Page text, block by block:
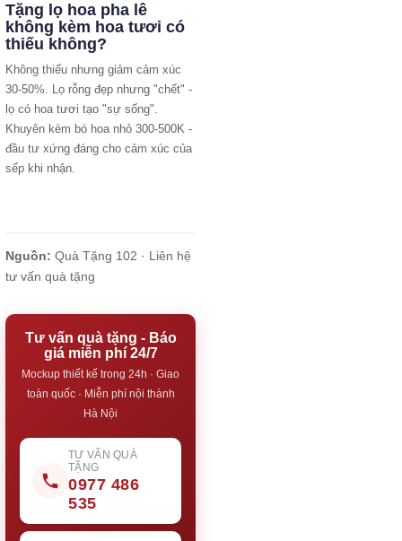
Tặng lọ hoa pha lê
không kèm hoa tươi có
thiếu không?
Không thiếu nhưng giảm cảm xúc
30-50%. Lọ rỗng đẹp nhưng "chết" -
lọ có hoa tươi tạo "sự sống".
Khuyên kèm bó hoa nhỏ 300-500K -
đầu tư xứng đáng cho cảm xúc của
sếp khi nhận.
Nguồn: Quà Tặng 102 · Liên hệ
tư vấn quà tặng
Tư vấn quà tặng - Báo
giá miễn phí 24/7
Mockup thiết kế trong 24h · Giao
toàn quốc · Miễn phí nội thành
Hà Nội
TƯ VẤN QUÀ
TẶNG
0977 486
535